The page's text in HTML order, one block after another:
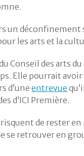
un
les arts et la
Conseil des arts du
Elle pourrait
d’uneentrevue
d’ICI Première.
de rester en
retrouver en